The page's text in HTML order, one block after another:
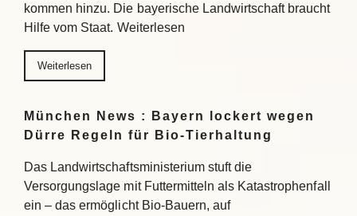
kommen hinzu. Die bayerische Landwirtschaft braucht
Hilfe vom Staat. Weiterlesen
Weiterlesen
München News : Bayern lockert wegen
Dürre Regeln für Bio-Tierhaltung
Das Landwirtschaftsministerium stuft die
Versorgungslage mit Futtermitteln als Katastrophenfall
ein – das ermöglicht Bio-Bauern, auf